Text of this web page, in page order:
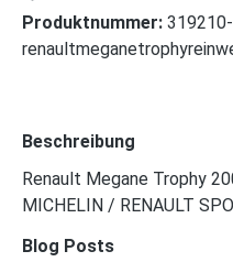
Produktnummer: 319210-
Beschreibung
Renault Megane Trophy
MICHELIN / RENAULT
Blog Posts